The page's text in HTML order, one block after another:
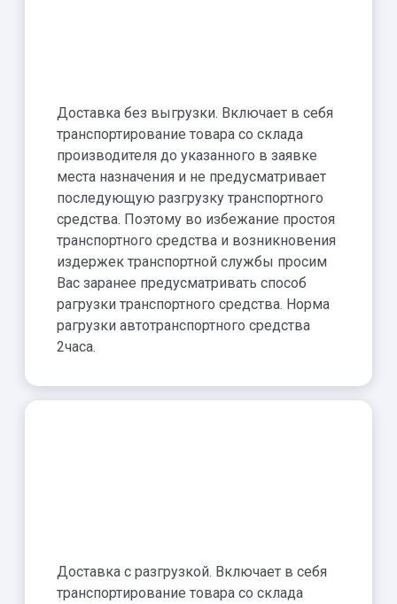
Доставка без выгрузки. Включает в себя
транспортирование товара со склада
производителя до указанного в заявке
места назначения и не предусматривает
последующую разгрузку транспортного
средства. Поэтому во избежание простоя
транспортного средства и возникновения
издержек транспортной службы просим
Вас заранее предусматривать способ
рагрузки транспортного средства. Норма
рагрузки автотранспортного средства
2часа.
Доставка с разгрузкой. Включает в себя
транспортирование товара со склада